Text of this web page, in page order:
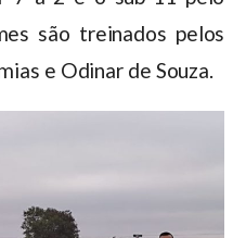
são treinados pelos
e Odinar de Souza.